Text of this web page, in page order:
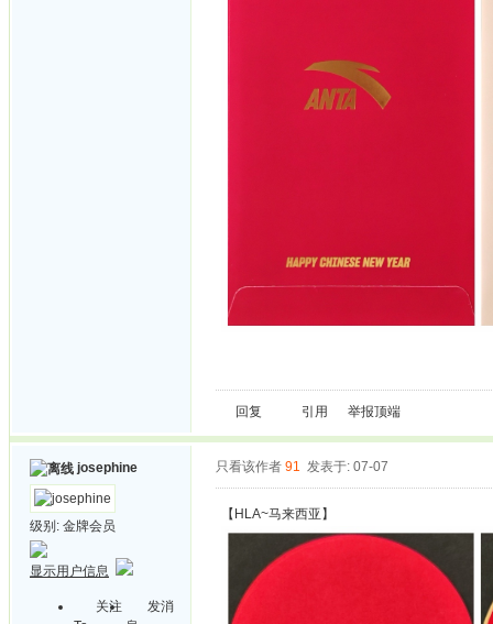
回复 引用 举报顶端
josephine
级别: 金牌会员
显示用户信息
关注
发消
只看该作者 91 发表于: 07-07
【HLA~马来西亚】